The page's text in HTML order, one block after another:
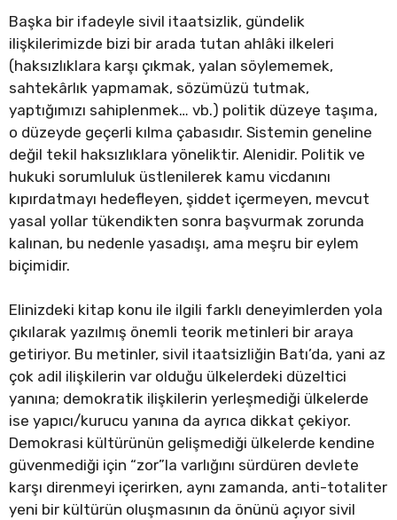
Başka bir ifadeyle sivil itaatsizlik, gündelik
ilişkilerimizde bizi bir arada tutan ahlâki ilkeleri
(haksızlıklara karşı çıkmak, yalan söylememek,
sahtekârlık yapmamak, sözümüzü tutmak,
yaptığımızı sahiplenmek… vb.) politik düzeye taşıma,
o düzeyde geçerli kılma çabasıdır. Sistemin geneline
değil tekil haksızlıklara yöneliktir. Alenidir. Politik ve
hukuki sorumluluk üstlenilerek kamu vicdanını
kıpırdatmayı hedefleyen, şiddet içermeyen, mevcut
yasal yollar tükendikten sonra başvurmak zorunda
kalınan, bu nedenle yasadışı, ama meşru bir eylem
biçimidir.
Elinizdeki kitap konu ile ilgili farklı deneyimlerden yola
çıkılarak yazılmış önemli teorik metinleri bir araya
getiriyor. Bu metinler, sivil itaatsizliğin Batı’da, yani az
çok adil ilişkilerin var olduğu ülkelerdeki düzeltici
yanına; demokratik ilişkilerin yerleşmediği ülkelerde
ise yapıcı/kurucu yanına da ayrıca dikkat çekiyor.
Demokrasi kültürünün gelişmediği ülkelerde kendine
güvenmediği için “zor”la varlığını sürdüren devlete
karşı direnmeyi içerirken, aynı zamanda, anti-totaliter
yeni bir kültürün oluşmasının da önünü açıyor sivil